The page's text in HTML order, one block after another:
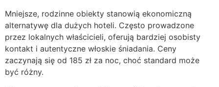
Mniejsze, rodzinne obiekty stanowią ekonomiczną
alternatywę dla dużych hoteli. Często prowadzone
przez lokalnych właścicieli, oferują bardziej osobisty
kontakt i autentyczne włoskie śniadania. Ceny
zaczynają się od 185 zł za noc, choć standard może
być różny.